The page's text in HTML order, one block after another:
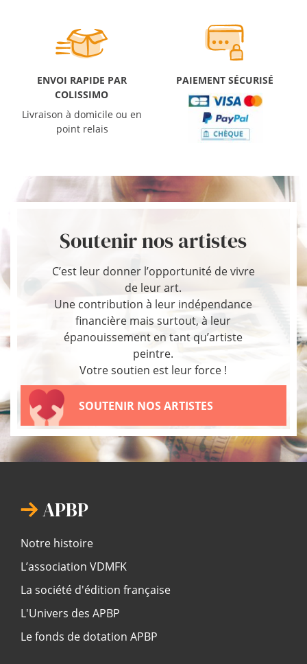
ENVOI RAPIDE PAR
COLISSIMO
Livraison à domicile ou en
point relais
PAIEMENT SÉCURISÉ
Soutenir nos artistes
C’est leur donner l’opportunité de vivre
de leur art.
Une contribution à leur indépendance
financière mais surtout, à leur
épanouissement en tant qu’artiste
peintre.
Votre soutien est leur force !
SOUTENIR NOS ARTISTES
APBP
Notre histoire
L’association VDMFK
La société d'édition française
L'Univers des APBP
Le fonds de dotation APBP